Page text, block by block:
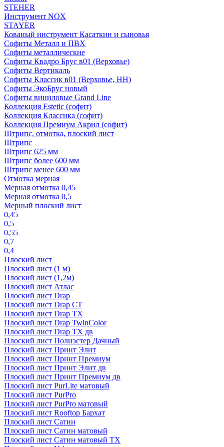
STEHER
Инструмент NOX
STAYER
Кованый инструмент Касаткин и сыновья
Софиты Металл и ПВХ
Софиты металлические
Софиты Квадро Брус в01 (Верховье)
Софиты Вертикаль
Софиты Классик в01 (Верховье, НН)
Софиты ЭкоБрус новый
Софиты виниловые Grand Line
Коллекция Estetic (софит)
Коллекция Классика (софит)
Коллекция Премиум Акрил (софит)
Штрипс, отмотка, плоский лист
Штрипс
Штрипс 625 мм
Штрипс более 600 мм
Штрипс менее 600 мм
Отмотка мерная
Мерная отмотка 0,45
Мерная отмотка 0,5
Мерный плоский лист
0,45
0,5
0,55
0,7
0,4
Плоский лист
Плоский лист (1 м)
Плоский лист (1,2м)
Плоский лист Атлас
Плоский лист Drap
Плоский лист Drap СТ
Плоский лист Drap TX
Плоский лист Drap TwinColor
Плоский лист Drap ТХ дв
Плоский лист Полиэстер Дачный
Плоский лист Принт Элит
Плоский лист Принт Премиум
Плоский лист Принт Элит дв
Плоский лист Принт Премиум дв
Плоский лист PurLite матовый
Плоский лист PurPro
Плоский лист PurPro матовый
Плоский лист Rooftop Бархат
Плоский лист Сатин
Плоский лист Сатин матовый
Плоский лист Сатин матовый TX